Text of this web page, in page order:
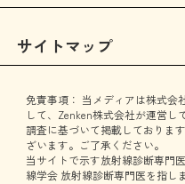
サイトマップ
免責事項： 当メディアは株式会
して、Zenken株式会社が運営し
調査に基づいて掲載しておりま
ざいます。ご了承ください。
当サイトで示す放射線診断専門
線学会 放射線診断専門医を指し